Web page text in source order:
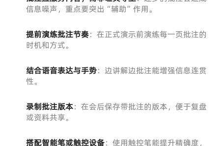
信息噪声，重点要突出“辅助”作用。
提前演练批注节奏：在正式演示前演练每一页批注的
时机和方式。
结合语音表达与手势：边讲解边批注能增强信息连贯
性。
录制批注版本：在会后保存带批注的版本，便于复盘
或资料共享。
搭配智能笔或触控设备：使用触控笔能提升精确度，